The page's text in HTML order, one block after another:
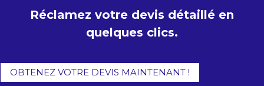
Réclamez votre devis détaillé en
quelques clics.
OBTENEZ VOTRE DEVIS MAINTENANT !